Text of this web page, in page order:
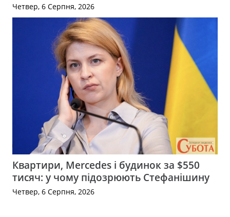
Четвер, 6 Серпня, 2026
Квартири, Mercedes і будинок за $550
тисяч: у чому підозрюють Стефанішину
Четвер, 6 Серпня, 2026